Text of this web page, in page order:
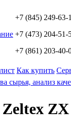
+7 (845) 249-63-
+7 (473) 204-51-
+7 (861) 203-40-
Как купить
сырья, анализ
ZX